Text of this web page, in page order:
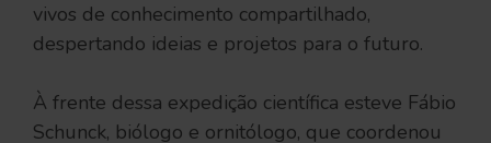
vivos de conhecimento compartilhado,
despertando ideias e projetos para o futuro.
À frente dessa expedição científica esteve Fábio
Schunck, biólogo e ornitólogo, que coordenou